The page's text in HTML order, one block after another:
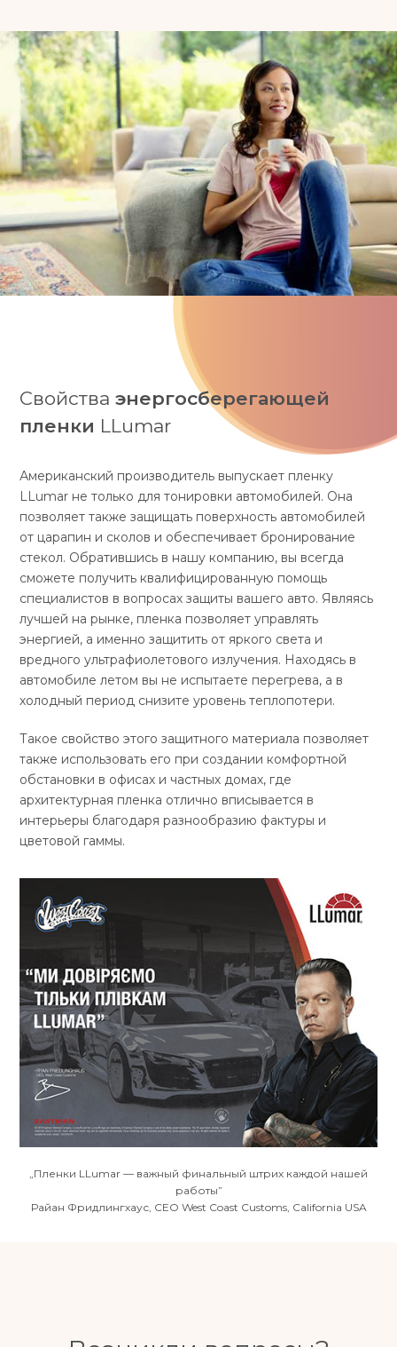
Свойстваэнергосберегающей
пленки LLumar
Американский производитель выпускает пленку
LLumar не только для тонировки автомобилей. Она
позволяет также защищать поверхность автомобилей
от царапин и сколов и обеспечивает бронирование
стекол. Обратившись в нашу компанию, вы всегда
сможете получить квалифицированную помощь
специалистов в вопросах защиты вашего авто. Являясь
лучшей на рынке, пленка позволяет управлять
энергией, а именно защитить от яркого света и
вредного ультрафиолетового излучения. Находясь в
автомобиле летом вы не испытаете перегрева, а в
холодный период снизите уровень теплопотери.
Такое свойство этого защитного материала позволяет
также использовать его при создании комфортной
обстановки в офисах и частных домах, где
архитектурная пленка отлично вписывается в
интерьеры благодаря разнообразию фактуры и
цветовой гаммы.
„Пленки LLumar — важный финальный штрих каждой нашей
работы”
Райан Фридлингхаус, CEO West Coast Customs, California USA